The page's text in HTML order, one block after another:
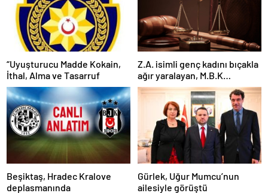
“Uyuşturucu Madde Kokain,
İthal, Alma ve Tasarruf
Z.A. isimli genç kadını bıçakla
ağır yaralayan, M.B.K
mahkemeye çıkarıldı
Beşiktaş, Hradec Kralove
deplasmanında
Gürlek, Uğur Mumcu’nun
ailesiyle görüştü